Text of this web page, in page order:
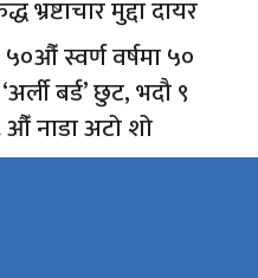
भ्रष्टाचार मुद्दा दायर
स्वर्ण वर्षमा ५०
बर्ड’ छुट, भदौ ९
नाडा अटो शो